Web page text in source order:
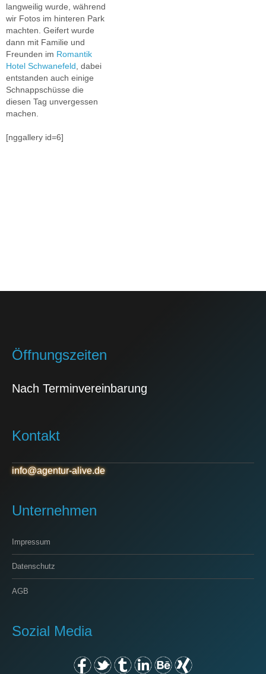
langweilig wurde, während
wir Fotos im hinteren Park
machten. Geifert wurde
dann mit Familie und
Freunden im Romantik
Hotel Schwanefeld , dabei
entstanden auch einige
Schnappschüsse die
diesen Tag unvergessen
machen.
[nggallery id=6]
Öffnungszeiten
Nach Terminvereinbarung
Kontakt
info@agentur-alive.de
Unternehmen
Impressum
Datenschutz
AGB
Sozial Media